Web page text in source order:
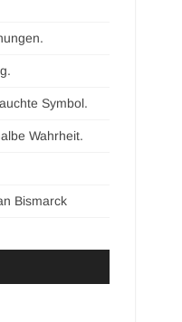
Symbol.
Wahrheit.
Bismarck